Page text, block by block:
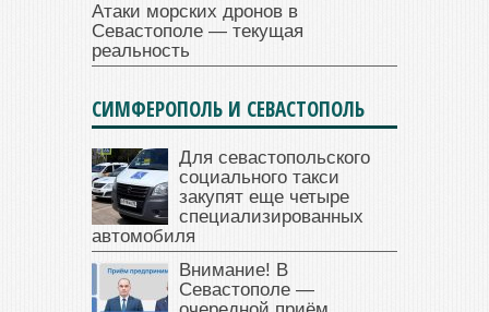
Атаки морских дронов в
Севастополе — текущая
реальность
СИМФЕРОПОЛЬ И СЕВАСТОПОЛЬ
Для севастопольского
социального такси
закупят еще четыре
специализированных
автомобиля
Внимание! В
Севастополе —